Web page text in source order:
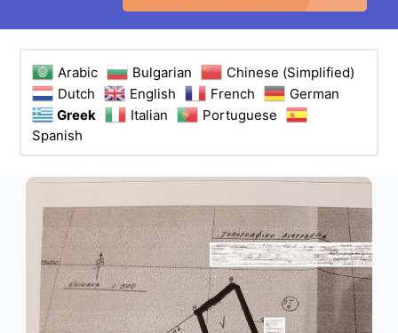
Arabic Bulgarian
Chinese (Simplified)
Dutch
English French
German
Greek
Italian
Portuguese
Spanish